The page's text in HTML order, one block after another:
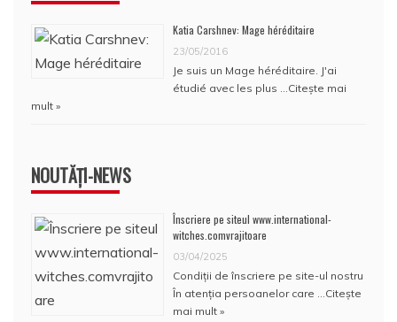
Katia Carshnev: Mage héréditaire
23/05/2016
Je suis un Mage héréditaire. J'ai
étudié avec les plus … Citește mai
mult »
NOUTĂȚI-NEWS
Înscriere pe siteul www.international-
witches.comvrajitoare
03/04/2025
Condiţii de înscriere pe site-ul nostru
În atenţia persoanelor care … Citește
mai mult »